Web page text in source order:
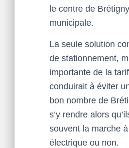
le centre de
municipale.
La seule solution
de stationnement,
importante de la
conduirait à éviter
bon nombre de
s’y rendre alors
souvent la marche
électrique ou non.